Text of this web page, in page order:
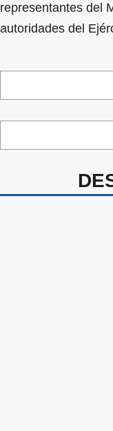
representantes del
autoridades del